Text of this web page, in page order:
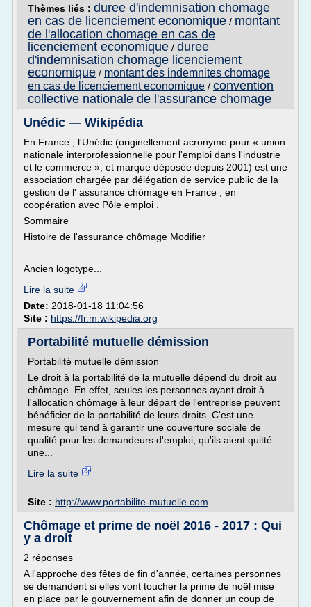
Thèmes liés : duree d'indemnisation chomage
en cas de licenciement economique / montant
de l'allocation chomage en cas de
licenciement economique / duree
d'indemnisation chomage licenciement
economique / montant des indemnites chomage
en cas de licenciement economique / convention
collective nationale de l'assurance chomage
Unédic — Wikipédia
En France , l'Unédic (originellement acronyme pour « union
nationale interprofessionnelle pour l'emploi dans l'industrie
et le commerce », et marque déposée depuis 2001) est une
association chargée par délégation de service public de la
gestion de l' assurance chômage en France , en
coopération avec Pôle emploi .
Sommaire
Histoire de l'assurance chômage Modifier
Ancien logotype...
Lire la suite
Date: 2018-01-18 11:04:56
Site : https://fr.m.wikipedia.org
Portabilité mutuelle démission
Portabilité mutuelle démission
Le droit à la portabilité de la mutuelle dépend du droit au
chômage. En effet, seules les personnes ayant droit à
l'allocation chômage à leur départ de l'entreprise peuvent
bénéficier de la portabilité de leurs droits. C'est une
mesure qui tend à garantir une couverture sociale de
qualité pour les demandeurs d'emploi, qu'ils aient quitté
une...
Lire la suite
Site : http://www.portabilite-mutuelle.com
Chômage et prime de noël 2016 - 2017 : Qui
y a droit
2 réponses
A l'approche des fêtes de fin d'année, certaines personnes
se demandent si elles vont toucher la prime de noël mise
en place par le gouvernement afin de donner un coup de